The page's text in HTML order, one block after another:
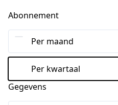
Abonnement
Per maand
Per kwartaal
Gegevens